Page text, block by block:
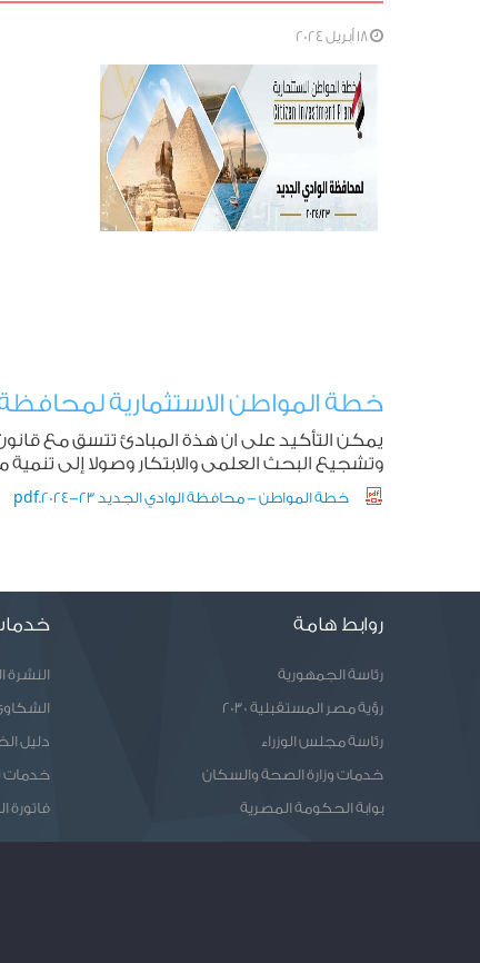
خطة المواطن الاستثمارية لمحافظة
وتشجيع البحث العلمى والابتكار وصولا إلى تنمية
خطة المواطن - محافظة الوادي الجديد 23-2024.pdf
روابط هامة
رئاسة الجمهورية
رؤية مصر المستقبلية 2030
رئاسة مجلس الوزراء
خدمات وزارة الصحة والسكان
بوابة الحكومة المصرية
النشرة
دليل
خدمات
فاتورة